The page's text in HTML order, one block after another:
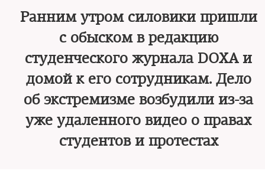
Ранним утром силовики пришли
с обыском в редакцию
студенческого журнала DOXA и
домой к его сотрудникам. Дело
об экстремизме возбудили из-за
уже удаленного видео о правах
студентов и протестах